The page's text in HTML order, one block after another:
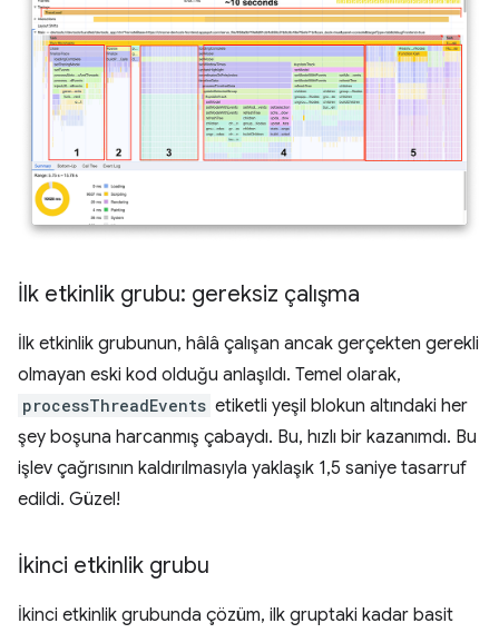
İlk etkinlik grubu: gereksiz çalışma
İlk etkinlik grubunun, hâlâ çalışan ancak gerçekten gerekli
olmayan eski kod olduğu anlaşıldı. Temel olarak,
processThreadEvents etiketli yeşil blokun altındaki her
şey boşuna harcanmış çabaydı. Bu, hızlı bir kazanımdı. Bu
işlev çağrısının kaldırılmasıyla yaklaşık 1,5 saniye tasarruf
edildi. Güzel!
İkinci etkinlik grubu
İkinci etkinlik grubunda çözüm, ilk gruptaki kadar basit